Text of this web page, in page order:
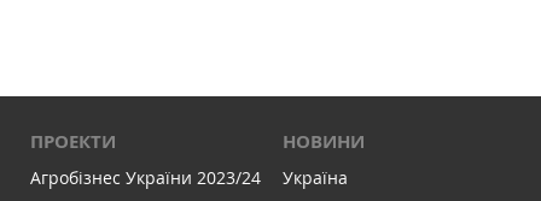
ПРОЕКТИ
Агробізнес України 2023/24
НОВИНИ
Україна